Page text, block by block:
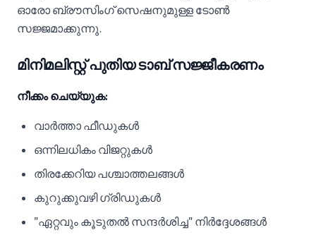
ഓരോ ബ്രൗസിംഗ് സെഷനുമുള്ള ടോൺ
സജ്ജമാക്കുന്നു.
മിനിമലിസ്റ്റ് പുതിയ ടാബ് സജ്ജീകരണം
നീക്കം ചെയ്യുക:
വാർത്താ ഫീഡുകൾ
ഒന്നിലധികം വിജറ്റുകൾ
തിരക്കേറിയ പശ്ചാത്തലങ്ങൾ
കുറുക്കുവഴി ഗ്രിഡുകൾ
"ഏറ്റവും കൂടുതൽ സന്ദർശിച്ച" നിർദ്ദേശങ്ങൾ